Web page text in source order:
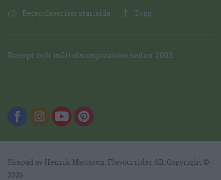
Receptfavoriter startsida Topp
Recept och måltidsinspiration sedan 2003.
Skapad av Henrik Mattsson, Flavourrider AB, Copyright ©
2026